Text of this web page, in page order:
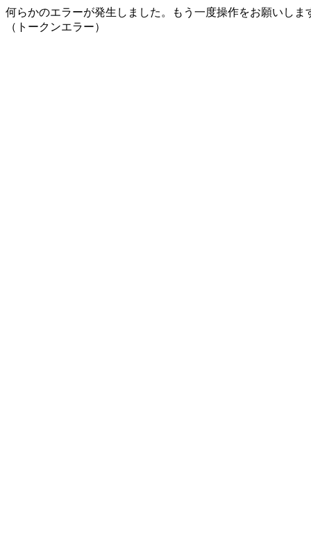
何らかのエラーが発生しました。もう一度操作をお願いしま
（トークンエラー）